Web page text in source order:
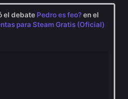
el debate Pedro es feo?en el
para Steam Gratis (Oficial)